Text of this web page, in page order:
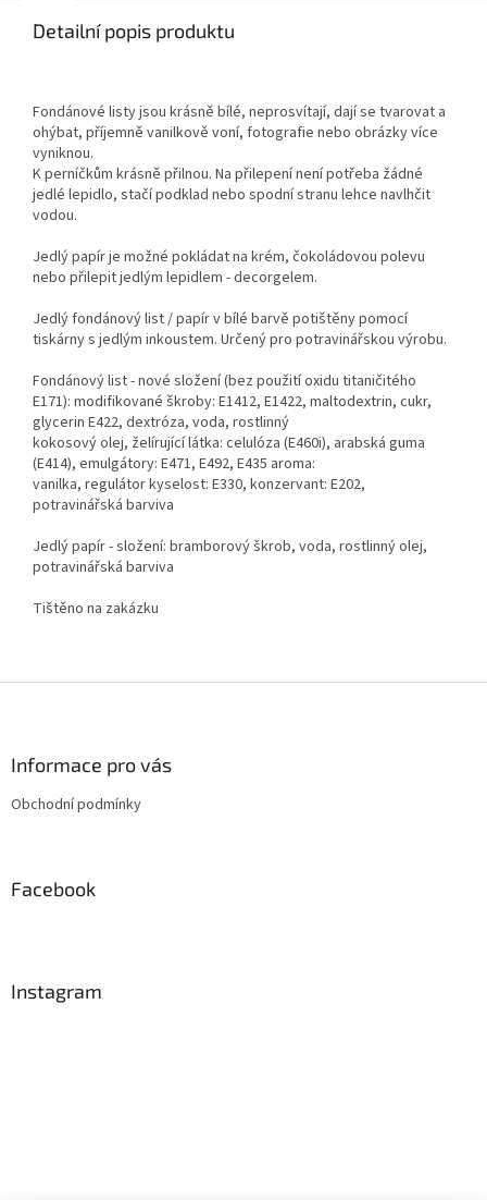
Detailní popis produktu
Fondánové listy jsou krásně bílé, neprosvítají, dají se tvarovat a
ohýbat, příjemně vanilkově voní, fotografie nebo obrázky více
vyniknou.
K perníčkům krásně přilnou. Na přilepení není potřeba žádné
jedlé lepidlo, stačí podklad nebo spodní stranu lehce navlhčit
vodou.
Jedlý papír je možné pokládat na krém, čokoládovou polevu
nebo přilepit jedlým lepidlem - decorgelem.
Jedlý fondánový list / papír v bílé barvě potištěny pomocí
tiskárny s jedlým inkoustem. Určený pro potravinářskou výrobu.
Fondánový list - nové složení (bez použití oxidu titaničitého
E171): modifikované škroby: E1412, E1422, maltodextrin, cukr,
glycerin E422, dextróza, voda, rostlinný
kokosový olej, želírující látka: celulóza (E460i), arabská guma
(E414), emulgátory: E471, E492, E435 aroma:
vanilka, regulátor kyselost: E330, konzervant: E202,
potravinářská barviva
Jedlý papír - složení: bramborový škrob, voda, rostlinný olej,
potravinářská barviva
Tištěno na zakázku
Informace pro vás
Obchodní podmínky
Facebook
Instagram